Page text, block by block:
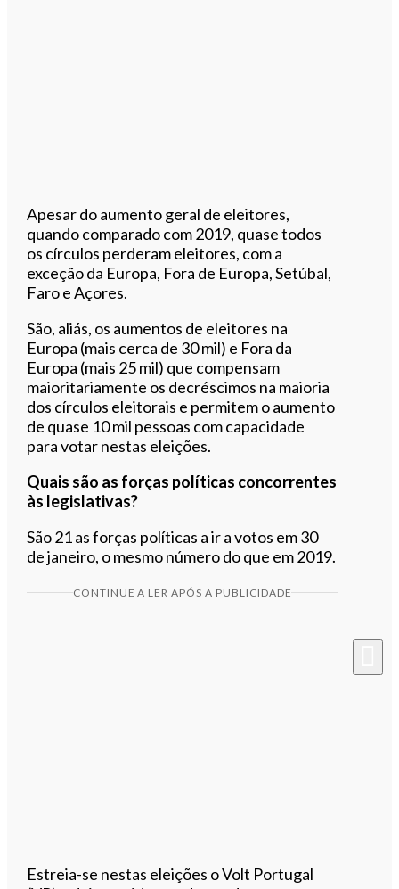
Apesar do aumento geral de eleitores,
quando comparado com 2019, quase todos
os círculos perderam eleitores, com a
exceção da Europa, Fora de Europa, Setúbal,
Faro e Açores.
São, aliás, os aumentos de eleitores na
Europa (mais cerca de 30 mil) e Fora da
Europa (mais 25 mil) que compensam
maioritariamente os decréscimos na maioria
dos círculos eleitorais e permitem o aumento
de quase 10 mil pessoas com capacidade
para votar nestas eleições.
Quais são as forças políticas concorrentes
às legislativas?
São 21 as forças políticas a ir a votos em 30
de janeiro, o mesmo número do que em 2019.
CONTINUE A LER APÓS A PUBLICIDADE
Estreia-se nestas eleições o Volt Portugal